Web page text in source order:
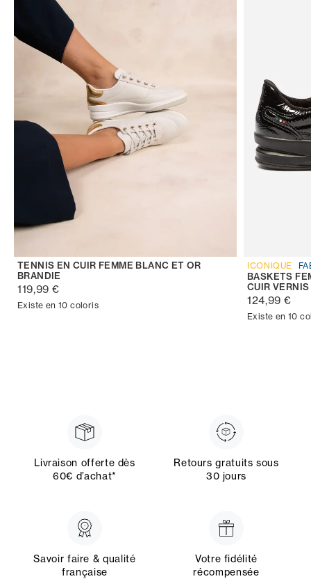
TENNIS EN CUIR FEMME BLANC ET OR
BRANDIE
119,99 €
Existe en 10 coloris
ICONIQUE
BASKETS
CUIR
124,99 €
Existe en 10
Livraison offerte dès
60€ d’achat*
Retours gratuits sous
30 jours
Savoir faire & qualité
française
Votre fidélité
récompensée